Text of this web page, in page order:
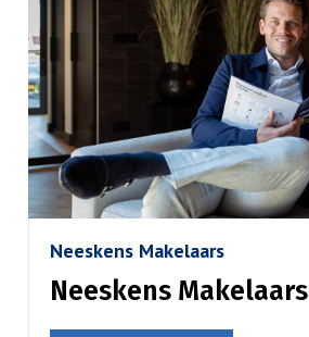
Neeskens Makelaars
Neeskens Makelaars